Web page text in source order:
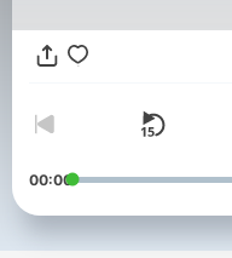
en todos los rincones de
psicológico, crítica social
que sientas que vas en el
00:00